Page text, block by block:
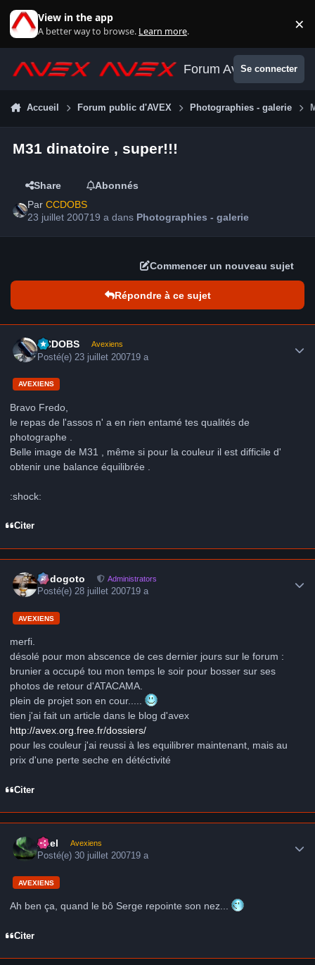
View in the app
A better way to browse. Learn more. ×
Forum AvexSe connecter
Accueil Forum public d'AVEX Photographies - galerie
M31 dinatoire , super!!!
Share
Abonnés
ParCCDOBS
23 juillet 200719 a dans Photographies - galerie
Commencer un nouveau sujet
Répondre à ce sujet
CCDOBS Avexiens
Posté(e) 23 juillet 200719 a
AVEXIENS
Bravo Fredo,
le repas de l'assos n' a en rien entamé tes qualités de
photographe .
Belle image de M31 , même si pour la couleur il est difficile d'
obtenir une balance équilibrée .
:shock:
Citer
frédogoto Administrators
Posté(e)28 juillet 200719 a
AVEXIENS
merfi.
désolé pour mon abscence de ces dernier jours sur le forum :
brunier a occupé tou mon temps le soir pour bosser sur ses
photos de retour d'ATACAMA.
plein de projet son en cour.....
tien j'ai fait un article dans le blog d'avex
http://avex.org.free.fr/dossiers/
pour les couleur j'ai reussi à les equilibrer maintenant, mais au
prix d'une perte seche en détéctivité
Citer
Axel Avexiens
Posté(e)30 juillet 200719 a
AVEXIENS
Ah ben ça, quand le bô Serge repointe son nez...
Citer